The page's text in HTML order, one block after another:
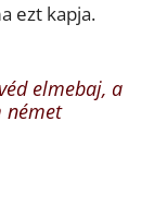
ezt kapja.
elmebaj, a
német